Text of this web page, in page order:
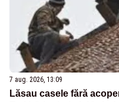
7 aug. 2026, 13:09
Lăsau casele fără